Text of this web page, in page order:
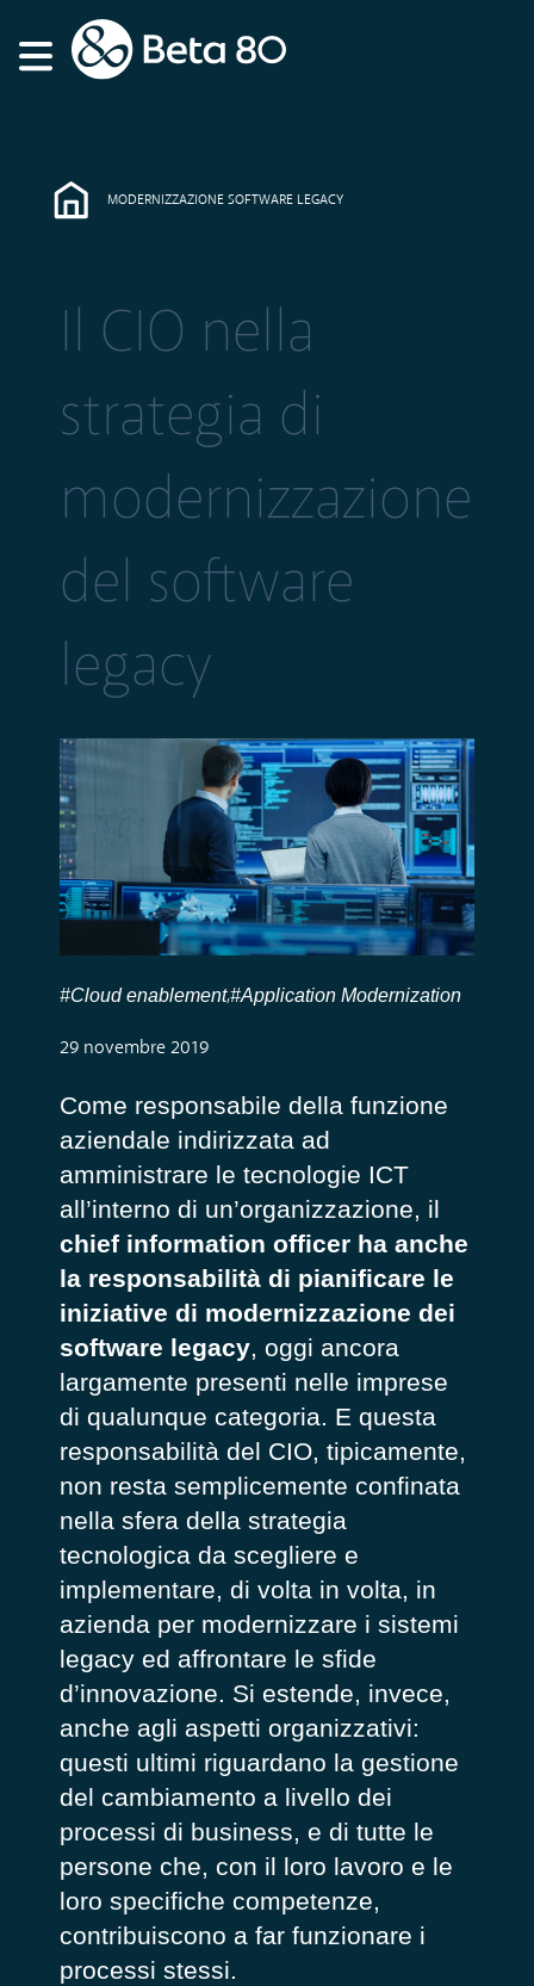
MODERNIZZAZIONE SOFTWARE LEGACY
Il CIO nella
strategia di
modernizzazione
del software
legacy
#Cloud enablement,#Application Modernization
29 novembre 2019
Come responsabile della funzione
aziendale indirizzata ad
amministrare le tecnologie ICT
all’interno di un’organizzazione, il
chief information officer ha anche
la responsabilità di pianificare le
iniziative di modernizzazione dei
software legacy, oggi ancora
largamente presenti nelle imprese
di qualunque categoria. E questa
responsabilità del CIO, tipicamente,
non resta semplicemente confinata
nella sfera della strategia
tecnologica da scegliere e
implementare, di volta in volta, in
azienda per modernizzare i sistemi
legacy ed affrontare le sfide
d’innovazione. Si estende, invece,
anche agli aspetti organizzativi:
questi ultimi riguardano la gestione
del cambiamento a livello dei
processi di business, e di tutte le
persone che, con il loro lavoro e le
loro specifiche competenze,
contribuiscono a far funzionare i
processi stessi.